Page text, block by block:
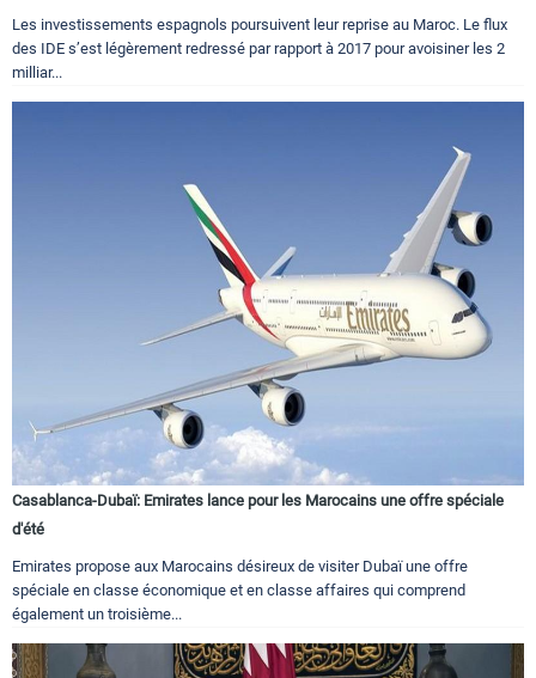
Les investissements espagnols poursuivent leur reprise au Maroc. Le flux
des IDE s’est légèrement redressé par rapport à 2017 pour avoisiner les 2
milliar...
Casablanca-Dubaï: Emirates lance pour les Marocains une offre spéciale
d'été
Emirates propose aux Marocains désireux de visiter Dubaï une offre
spéciale en classe économique et en classe affaires qui comprend
également un troisième...